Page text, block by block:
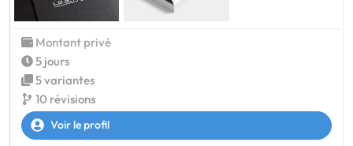
Montant privé
5 jours
5 variantes
10 révisions
Voir le profil